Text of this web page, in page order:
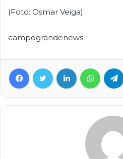
(Foto: Osmar Veiga)
campograndenews
FacebookTwitter Linkedin